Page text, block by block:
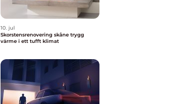
10. jul
Skorstensrenovering skåne trygg
värme i ett tufft klimat